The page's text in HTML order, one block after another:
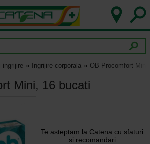
ingrijire Ingrijire corporala OB Procomfort
Mini, 16 bucati
Te asteptam la Catena cu sfaturi
si recomandari